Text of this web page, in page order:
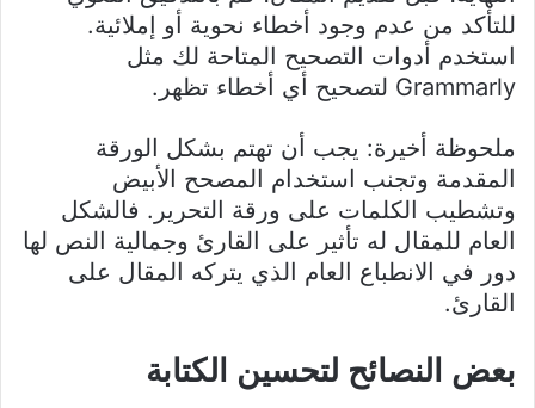
للتأكد من عدم وجود أخطاء نحوية أو إملائية.
استخدم أدوات التصحيح المتاحة لك مثل
Grammarly لتصحيح أي أخطاء تظهر.
ملحوظة أخيرة: يجب أن تهتم بشكل الورقة
المقدمة وتجنب استخدام المصحح الأبيض
وتشطيب الكلمات على ورقة التحرير. فالشكل
العام للمقال له تأثير على القارئ وجمالية النص لها
دور في الانطباع العام الذي يتركه المقال على
القارئ.
بعض النصائح لتحسين الكتابة